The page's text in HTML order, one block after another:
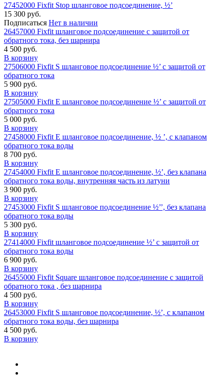
27452000 Fixfit Stop шланговое подсоединение, ½’
15 300 руб.
Подписаться Нет в наличии
26457000 Fixfit шланговое подсоединение c защитой от
обратного тока, без шарнира
4 500 руб.
В корзину
27506000 Fixfit S шланговое подсоединение ½’ с защитой от
обратного тока
5 900 руб.
В корзину
27505000 Fixfit Е шланговое подсоединение ½’ с защитой от
обратного тока
5 000 руб.
В корзину
27458000 Fixfit E шланговое подсоединение, ½ ’, с клапаном
обратного тока воды
8 700 руб.
В корзину
27454000 Fixfit E шланговое подсоединение, ½’, без клапана
обратного тока воды, внутренняя часть из латуни
3 900 руб.
В корзину
27453000 Fixfit S шланговое подсоединение ½’’, без клапана
обратного тока воды
5 300 руб.
В корзину
27414000 Fixfit шланговое подсоединение ½’ с защитой от
обратного тока воды
6 900 руб.
В корзину
26455000 Fixfit Square шланговое подсоединение с защитой
обратного тока , без шарнира
4 500 руб.
В корзину
26453000 Fixfit S шланговое подсоединение, ½’, с клапаном
обратного тока воды, без шарнира
4 500 руб.
В корзину